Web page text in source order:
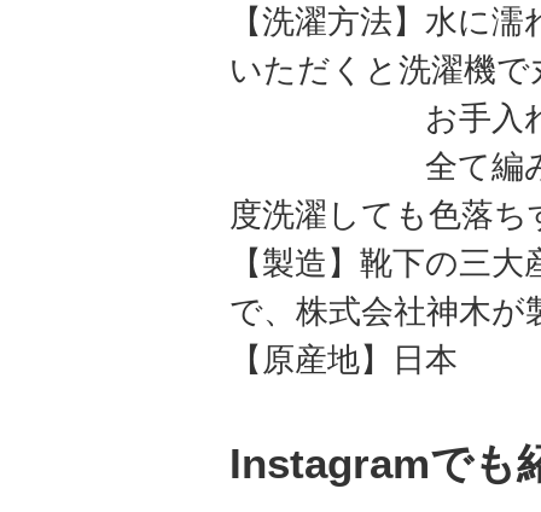
【洗濯方法】水に
いただくと洗濯機
お手入れ簡
全て編み込み
度洗濯しても色落
【製造】靴下の三
で、株式会社神木が
【原産地】日本
Instagramでも